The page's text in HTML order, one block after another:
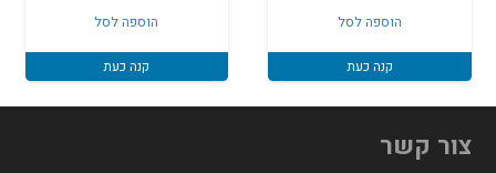
הוספה לסל
קנה כעת
הוספה לסל
קנה כעת
צור קשר